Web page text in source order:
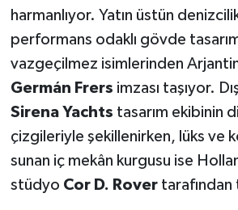
harmanlıyor. Yatın üstün
performans odaklı gövde
vazgeçilmez isimlerinden
Germán Frers imzası taşıyor.
Sirena Yachts tasarım ekibinin
çizgileriyle şekillenirken, lüks ve
sunan iç mekân kurgusu ise
stüdyo Cor D. Rovertarafından